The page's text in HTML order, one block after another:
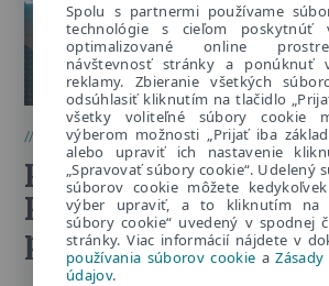
Dešifrujeme pre vás,Firemná bezpečnosť
Práca snov či
Pozor na falošné
ponuky
Spolu s partnermi používame
technológie s cieľom poskytnúť
optimalizované online
návštevnosť stránky a ponúknuť
reklamy. Zbieranie všetkých
odsúhlasiť kliknutím na tlačidlo
všetky voliteľné súbory cookie
výberom možnosti „Prijať iba
alebo upraviť ich nastavenie
„Spravovať súbory cookie“. Udelený
súborov cookie môžete
výber upraviť, a to kliknutím na
súbory cookie“ uvedený v spodnej
stránky. Viac informácií nájdete v
používania súborov cookie a
údajov.